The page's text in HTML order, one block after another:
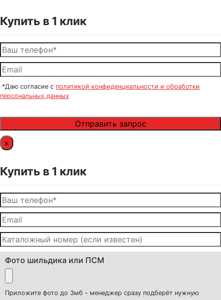
Купить в 1 клик
*Даю согласие с политикой конфиденциальности и обработки
персональных данных
×
Купить в 1 клик
Фото шильдика или ПСМ
Приложите фото до 3мб - менеджер сразу подберёт нужную